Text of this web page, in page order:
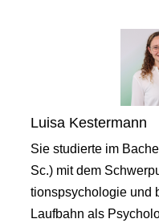
Luisa Kestermann
Sie studierte im
Sc.) mit dem
tionspsychologie und
Laufbahn als